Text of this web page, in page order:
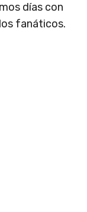
días con
fanáticos.